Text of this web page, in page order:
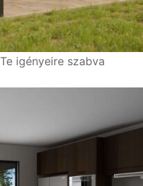
igényeire szabva